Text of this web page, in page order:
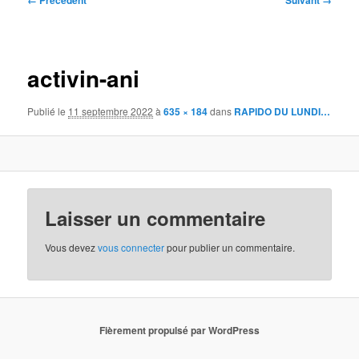
activin-ani
Publié le 11 septembre 2022 à635 × 184dans RAPIDO DU LUNDI…
Laisser un commentaire
Vous devezvous connecterpour publier un commentaire.
Fièrement propulsé par WordPress